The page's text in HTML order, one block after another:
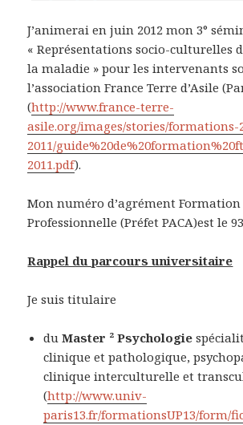
J’animerai en juin 2012 mon 3°
« Représentations socio-culturelles
la maladie » pour les intervenants
l’association France Terre d’Asile
(http://www.france-terre-
asile.org/images/stories/formations-
2011/
2011.pdf).
Mon numéro d’agrément Formation
Professionnelle (Préfet PACA)est le
Rappel du parcours universitaire
Je suis titulaire
duMaster ² Psychologie
clinique et pathologique,
clinique interculturelle et
(http://www.univ-
paris13.fr/formationsUP13/form/